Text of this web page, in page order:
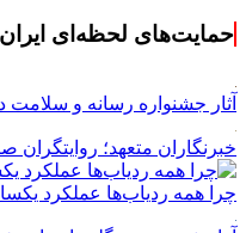
حمایت‌های لحظه‌ای
آثار جشنواره رسانه و سلامت
خبرنگاران متعهد؛
چرا همه ردیاب‌ها عملکرد